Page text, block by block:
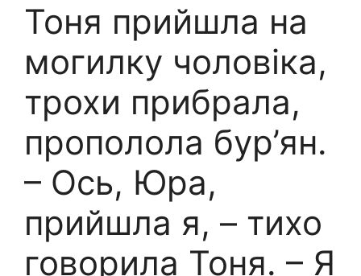
Тоня прийшла на
могилку чоловіка,
трохи прибрала,
прополола бур’ян.
– Ось, Юра,
прийшла я, – тихо
говорила Тоня. – Я